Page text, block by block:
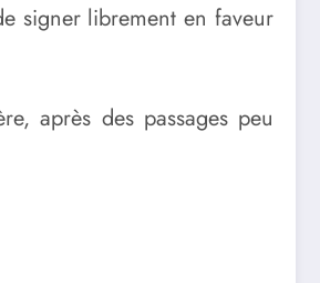
signer librement en faveur
après des passages peu